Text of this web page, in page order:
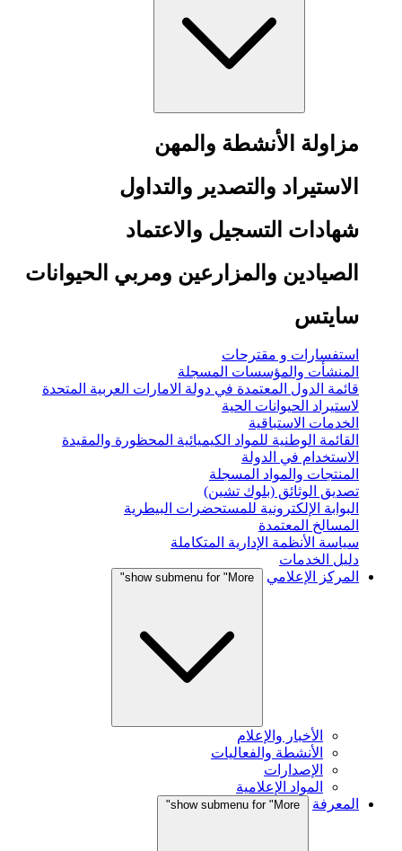
مزاولة الأنشطة والمهن
الاستيراد والتصدير والتداول
شهادات التسجيل والاعتماد
الصيادين والمزارعين ومربي الحيوانات
سايتس
استفسارات و مقترحات
المنشأت والمؤسسات المسجلة
قائمة الدول المعتمدة في دولة الامارات العربية المتحدة
لاستيراد الحيوانات الحية
الخدمات الاستباقية
القائمة الوطنية للمواد الكيميائية المحظورة والمقيدة
الاستخدام في الدولة
المنتجات والمواد المسجلة
تصديق الوثائق (بلوك تشين)
البوابة الإلكترونية للمستحضرات البيطرية
المسالخ المعتمدة
سياسة الأنظمة الإدارية المتكاملة
دليل الخدمات
المركز الإعلامي
show submenu for "More"
الأخبار والإعلام
الأنشطة والفعاليات
الإصدارات
المواد الإعلامية
المعرفة
show submenu for "More"